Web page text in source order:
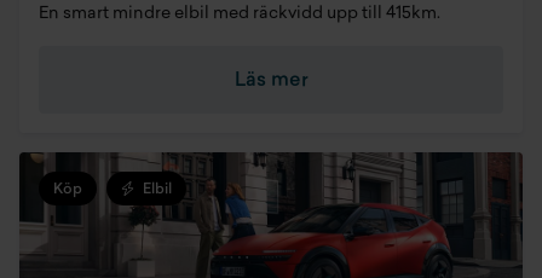
En smart mindre elbil med räckvidd upp till 415km.
Läs mer
Köp Elbil